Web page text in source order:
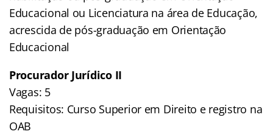
Educacional ou Licenciatura na área de Educação,
acrescida de pós-graduação em Orientação
Educacional
Procurador Jurídico II
Vagas: 5
Requisitos: Curso Superior em Direito e registro na
OAB